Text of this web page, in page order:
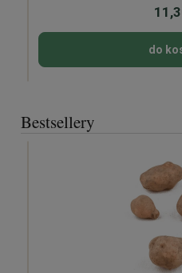
do
Bestsellery